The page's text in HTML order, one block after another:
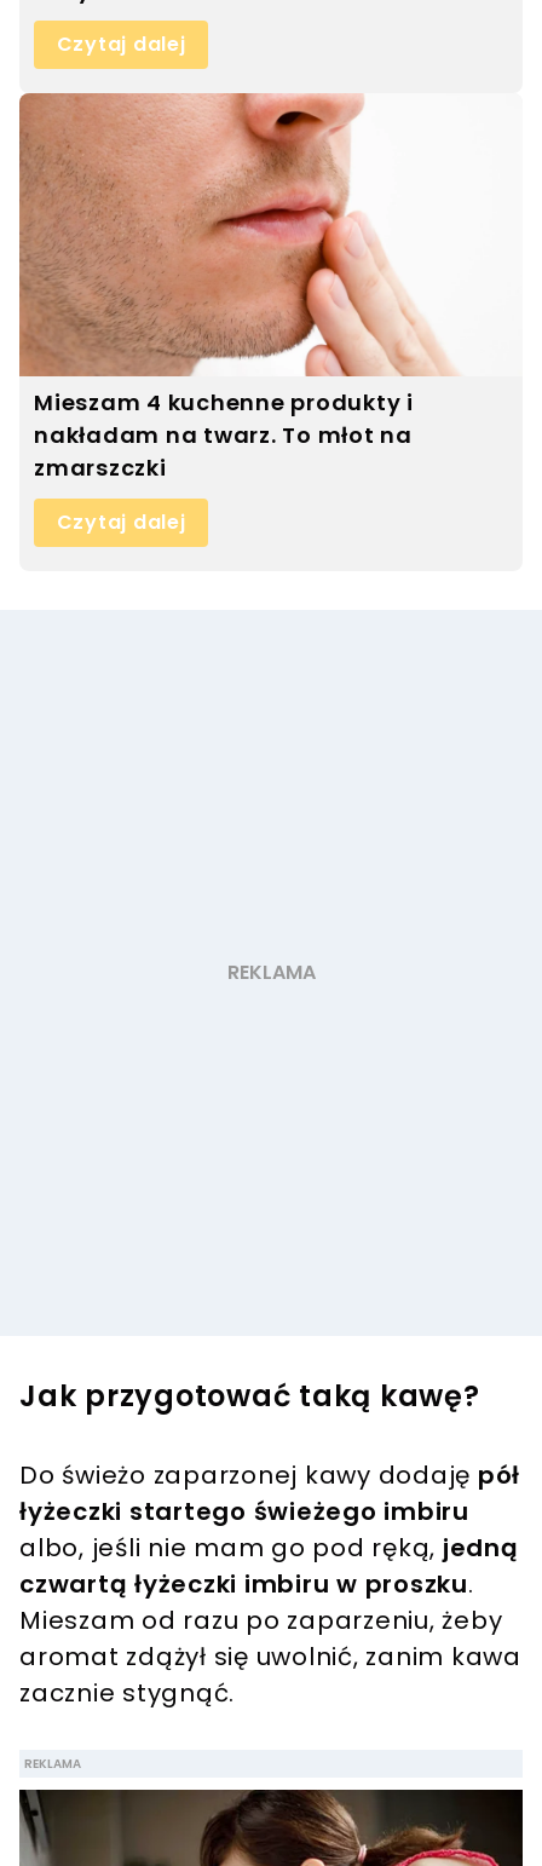
Czytaj dalej
Mieszam 4 kuchenne produkty i
nakładam na twarz. To młot na
zmarszczki
Czytaj dalej
Jak przygotować taką kawę?
Do świeżo zaparzonej kawy dodaję pół
łyżeczki startego świeżego imbiru
albo, jeśli nie mam go pod ręką, jedną
czwartą łyżeczki imbiru w proszku.
Mieszam od razu po zaparzeniu, żeby
aromat zdążył się uwolnić, zanim kawa
zacznie stygnąć.